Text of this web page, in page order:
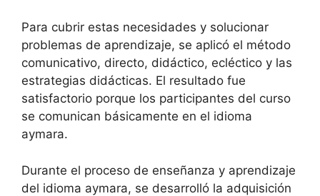
Para cubrir estas necesidades y solucionar
problemas de aprendizaje, se aplicó el método
comunicativo, directo, didáctico, ecléctico y las
estrategias didácticas. El resultado fue
satisfactorio porque los participantes del curso
se comunican básicamente en el idioma
aymara.
Durante el proceso de enseñanza y aprendizaje
del idioma aymara, se desarrolló la adquisición